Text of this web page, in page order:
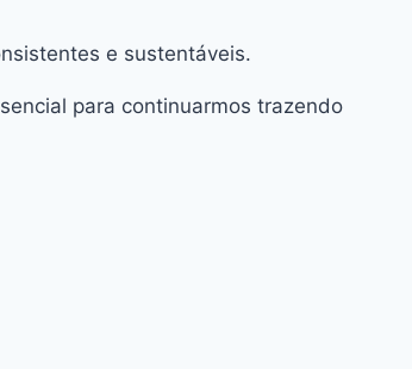
e sustentáveis.
para continuarmos trazendo